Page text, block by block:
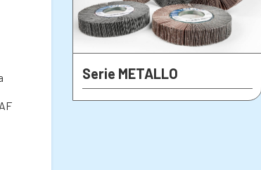
Serie METALLO